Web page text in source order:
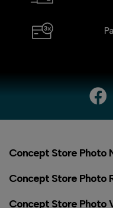
Concept Store Photo
Concept Store Photo
Concept Store Photo